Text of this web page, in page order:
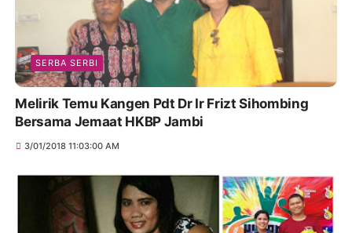
SERBA SERBI
Melirik Temu Kangen Pdt Dr Ir Frizt Sihombing
Bersama Jemaat HKBP Jambi
3/01/2018 11:03:00 AM